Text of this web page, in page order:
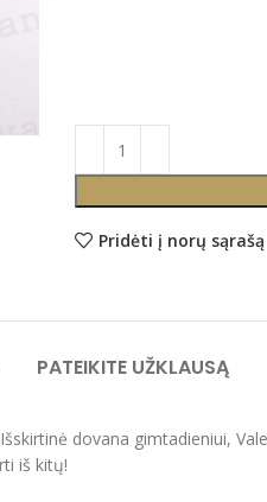
Pridėti į norų sąrašą
PATEIKITE UŽKLAUSĄ
dovana gimtadieniui,
iš kitų!